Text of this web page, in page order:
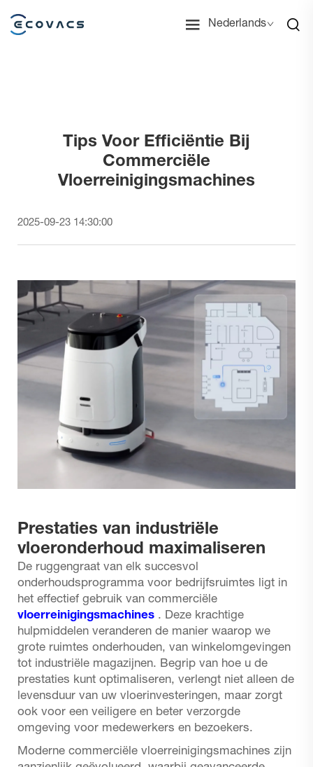
Nederlands
Tips Voor Efficiëntie Bij
Commerciële
Vloerreinigingsmachines
2025-09-23 14:30:00
Prestaties van industriële
vloeronderhoud maximaliseren
De ruggengraat van elk succesvol
onderhoudsprogramma voor bedrijfsruimtes ligt in
het effectief gebruik van commerciële
vloerreinigingsmachines . Deze krachtige
hulpmiddelen veranderen de manier waarop we
grote ruimtes onderhouden, van winkelomgevingen
tot industriële magazijnen. Begrip van hoe u de
prestaties kunt optimaliseren, verlengt niet alleen de
levensduur van uw vloerinvesteringen, maar zorgt
ook voor een veiligere en beter verzorgde
omgeving voor medewerkers en bezoekers.
Moderne commerciële vloerreinigingsmachines zijn